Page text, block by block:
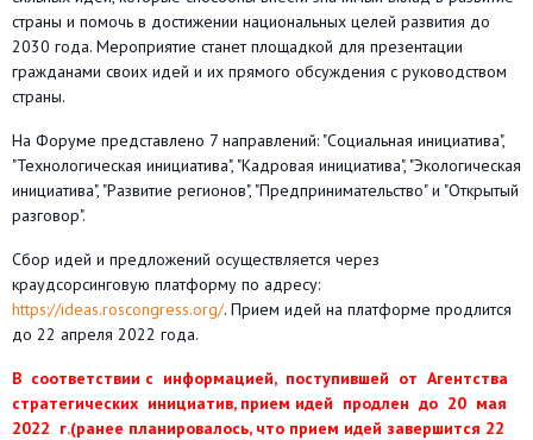
страны и помочь в достижении национальных целей развития до
2030 года. Мероприятие станет площадкой для презентации
гражданами своих идей и их прямого обсуждения с руководством
страны.
На Форуме представлено 7 направлений: "Социальная инициатива",
"Технологическая инициатива", "Кадровая инициатива", "Экологическая
инициатива", "Развитие регионов", "Предпринимательство" и "Открытый
разговор".
Сбор идей и предложений осуществляется через
краудсорсинговую платформу по адресу:
https://ideas.roscongress.org/. Прием идей на платформе продлится
до 22 апреля 2022 года.
В соответствии с информацией, поступившей от Агентства
стратегических инициатив, прием идей продлен до 20 мая
2022 г.(ранее планировалось, что прием идей завершится 22